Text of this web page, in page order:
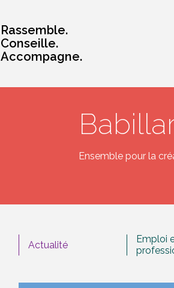
Rassemble.
Conseille.
Accompagne.
Ensemble pour la
Actualité
Emploi